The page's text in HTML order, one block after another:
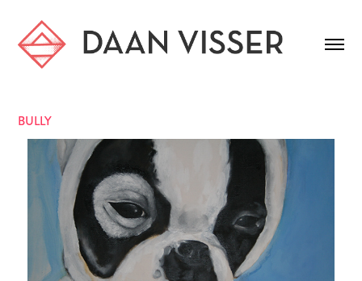
BULLY